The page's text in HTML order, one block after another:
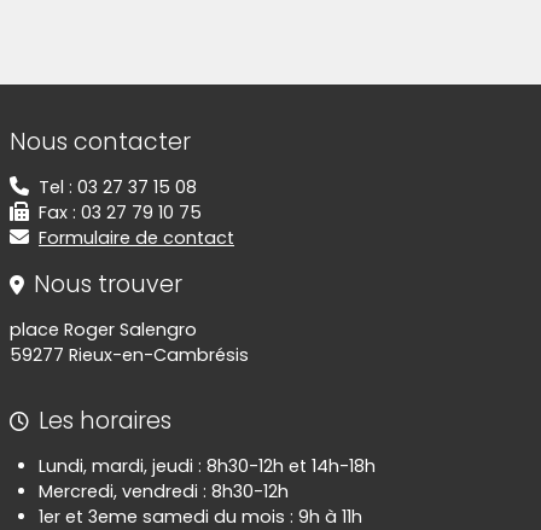
Informations de contact
Nous contacter
Tel : 03 27 37 15 08
Fax : 03 27 79 10 75
Formulaire de contact
Nous trouver
place Roger Salengro
59277 Rieux-en-Cambrésis
Les horaires
Lundi, mardi, jeudi : 8h30-12h et 14h-18h
Mercredi, vendredi : 8h30-12h
1er et 3eme samedi du mois : 9h à 11h